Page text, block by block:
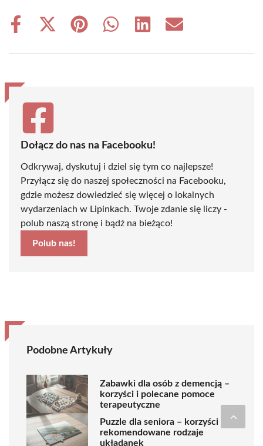
Share
Share
(Twitter)
Share
Share
Share
Share
Dołącz do nas na Facebooku!
Odkrywaj, dyskutuj i dziel się tym co najlepsze!
Przyłącz się do naszej społeczności na Facebooku,
gdzie możesz dowiedzieć się więcej o lokalnych
wydarzeniach w Lipinkach. Twoje zdanie się liczy -
polub naszą stronę i bądź na bieżąco!
Polub nas!
Podobne Artykuły
Zabawki dla osób z demencją –
korzyści i polecane pomoce
terapeutyczne
Puzzle dla seniora – korzyści i
rekomendowane rodzaje
układanek